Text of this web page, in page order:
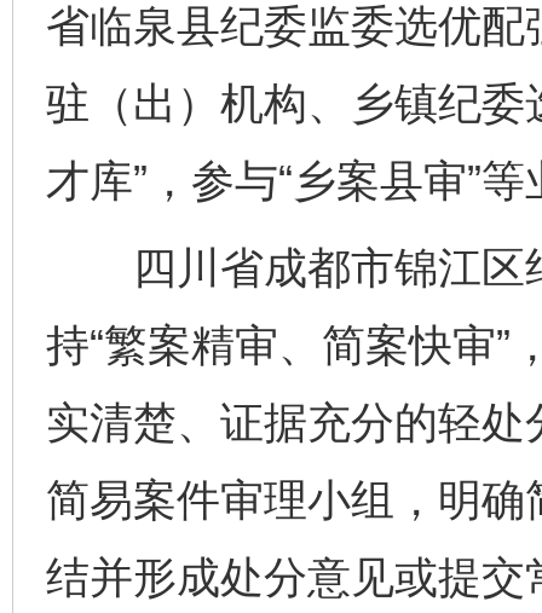
省临泉县纪委监委选优
驻（出）机构、乡镇纪委
才库”，参与“乡案县审”
四川省成都市锦江区
持“繁案精审、简案快审”
实清楚、证据充分的轻
简易案件审理小组，明
结并形成处分意见或提